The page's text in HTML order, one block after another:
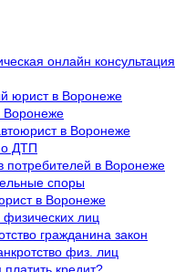
онлайн консультация
юрист в Воронеже
Воронеже
в Воронеже
ДТП
потребителей в Воронеже
споры
в Воронеже
физических лиц
гражданина закон
физ. лиц